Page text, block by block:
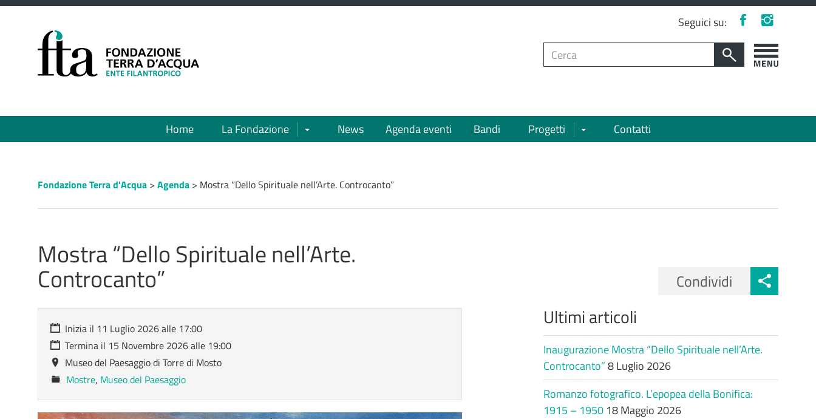
VAI AL CONTENUTO PRINCIPALE
Seguici su:
FacebookInstagram
Apri/chiudi
menù
per:
Cerca
Menù
Home La Fondazione Apri/chiudi sottomenù
News Agenda eventi Bandi Progetti Apri/chiudi sottomenù
Contatti
Percorso
a
di
Fondazione Terra d'Acqua > Agenda > Mostra “Dello Spirituale nell’Arte. Controcanto”
Mostra “Dello Spirituale nell’Arte.
Controcanto”
Inizia il 11 Luglio 2026alle 17:00
Termina il 15 Novembre 2026alle 19:00
Museo del Paesaggio di Torre di Mosto
Mostre, Museo del Paesaggio
Condividi
Ultimi articoli
Inaugurazione Mostra “Dello Spirituale nell’Arte.
Controcanto”8 Luglio 2026
Romanzo fotografico. L’epopea della Bonifica:
1915 – 1950 18 Maggio 2026